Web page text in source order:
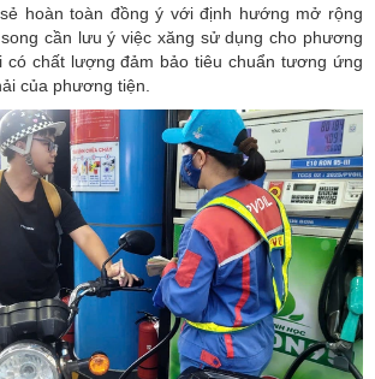
hoàn toàn đồng ý với định hướng mở rộng
cần lưu ý việc xăng sử dụng cho phương
có chất lượng đảm bảo tiêu chuẩn tương ứng
của phương tiện.